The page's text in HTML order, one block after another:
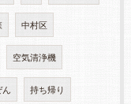
中村区
空気清浄機
持ち帰り